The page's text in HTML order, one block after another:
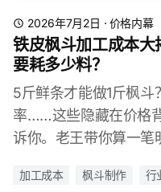
2026年7月2日 · 价格内幕
铁皮枫斗加工成本
要耗多少料？
5斤鲜条才能做1斤枫
率……这些隐藏在价格
诉你。老王带你算一笔
加工成本 枫斗制作 行